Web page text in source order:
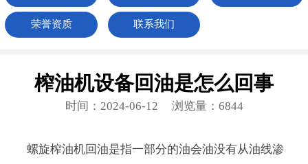
联系我们
荣誉资质 联系我们
榨油机设备回油是怎么回事
时间：2024-06-12 浏览量：6844
螺旋榨油机回油是指一部分的油会油没有从油线渗